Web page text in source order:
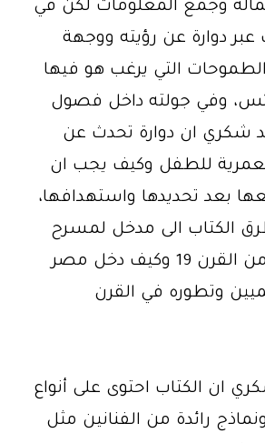
وجمع المعلومات لكن في
عبر دوارة عن رؤيته ووجهة
التي يرغب هو فيها
وفي جولته داخل فصول
شكري ان دوارة تحدث عن
للطفل وكيف يجب ان
بعد تحديدها واستهدافها،
الكتاب الى مدخل لمسرح
العرائس من القرن 19 وكيف دخل مصر
وتطوره في القرن
ان الكتاب احتوى على أنواع
رائدة من الفنانين مثل